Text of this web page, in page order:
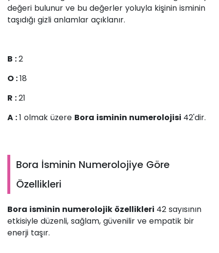
değeri bulunur ve bu değerler yoluyla kişinin isminin
taşıdığı gizli anlamlar açıklanır.
B :2
O :18
R :21
A :1 olmak üzere Bora isminin numerolojisi 42'dir.
Bora İsminin Numerolojiye Göre
Özellikleri
Bora isminin numerolojik özellikleri 42 sayısının
etkisiyle düzenli, sağlam, güvenilir ve empatik bir
enerji taşır.